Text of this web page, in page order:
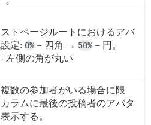
ストページルートにおけるアバ
定: 0%= 四角 → 50%= 円。
左側の角が丸い
複数の参加者がいる場合に限
ラムに最後の投稿者のアバタ
示する。